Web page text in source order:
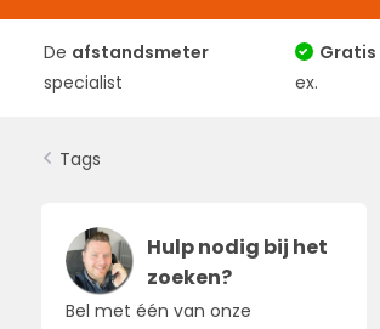
De afstandsmeter
specialist
Gratis
ex.
Tags
Hulp nodig bij het
zoeken?
Bel met één van onze